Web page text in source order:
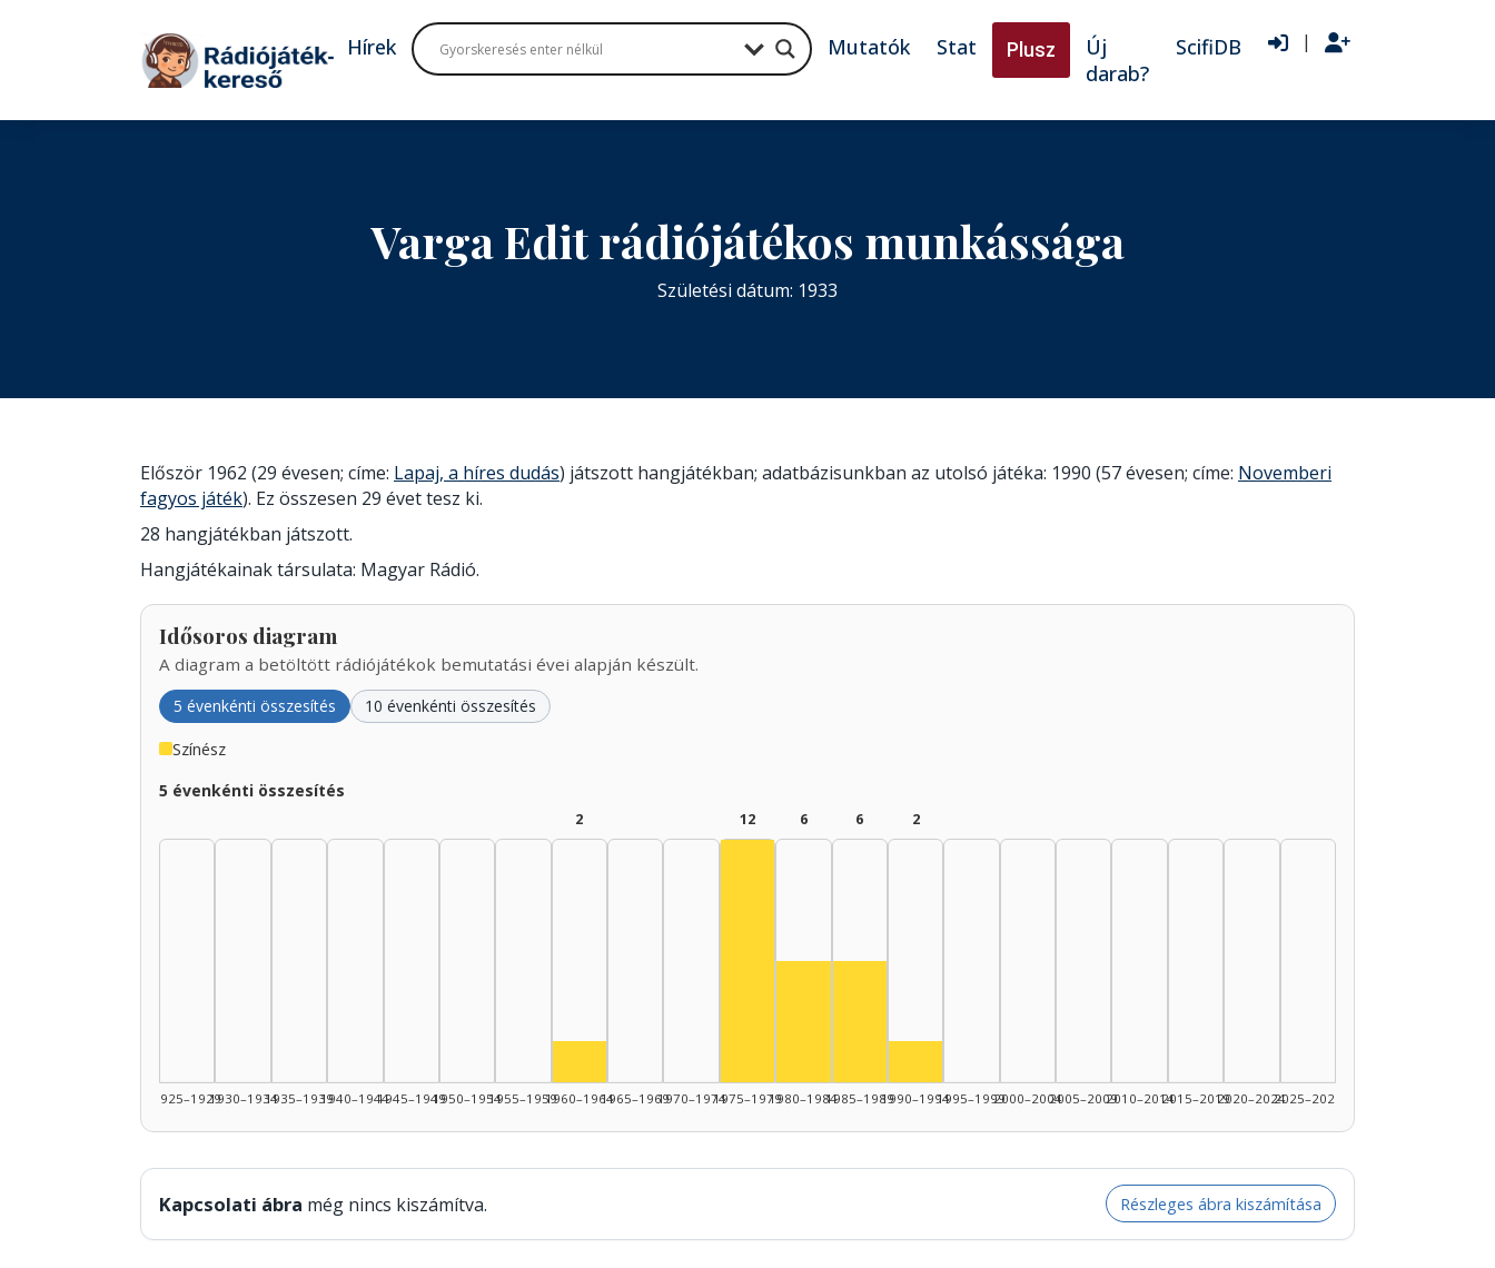
Tovább a tartalomhoz
Hírek Mutatók Stat Plusz
Új
darab?
ScifiDB |
Varga Edit rádiójátékos munkássága
Születési dátum: 1933
Először 1962 (29 évesen; címe: Lapaj, a híres dudás) játszott hangjátékban; adatbázisunkban az utolsó játéka: 1990 (57 évesen; címe: Novemberi
fagyos játék). Ez összesen 29 évet tesz ki.
28 hangjátékban játszott.
Hangjátékainak társulata: Magyar Rádió.
Idősoros diagram
A diagram a betöltött rádiójátékok bemutatási évei alapján készült.
5 évenkénti összesítés 10 évenkénti összesítés
Színész
5 évenkénti összesítés
1925–19291930–19341935–19391940–19441945–19491950–19541955–1959
2
1960–19641965–19691970–1974
12
1975–1979
6
1980–1984
6
1985–1989
2
1990–19941995–19992000–20042005–20092010–20142015–20192020–20242025–2026
Kapcsolati ábra még nincs kiszámítva. Részleges ábra kiszámítása